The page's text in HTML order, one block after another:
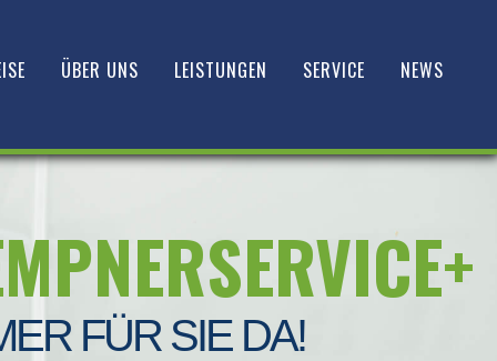
ÜBER UNS LEISTUNGEN SERVICE NEWS
FÜR SIE DA!